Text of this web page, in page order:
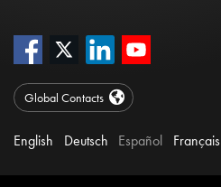
Global Contacts
English Deutsch Español Français